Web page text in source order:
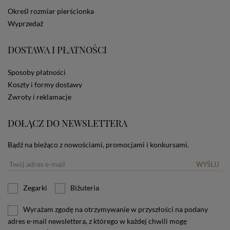
dotyczących cookies oznacza, że będą one
zamieszczane w urządzeniu końcowym każdego
użytkownika. Jeżeli użytkownik nie wyraża zgody na
ustawienia swojej przeglądarki.
Określ rozmiar pierścionka
Wyprzedaż
DOSTAWA I PŁATNOŚCI
Sposoby płatności
Koszty i formy dostawy
Zwroty i reklamacje
DOŁĄCZ DO NEWSLETTERA
Bądź na bieżąco z nowościami, promocjami i konkursami.
WYŚLIJ
Zegarki Biżuteria
Wyrażam zgodę na otrzymywanie w przyszłości na podany
adres e-mail newslettera, z którego w każdej chwili mogę